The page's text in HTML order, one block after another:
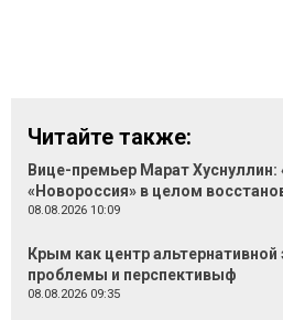
Читайте также:
Вице-премьер Марат
«Новороссия» в целом
08.08.2026 10:09
Крым как центр альтернативной
проблемы и перспективыф
08.08.2026 09:35